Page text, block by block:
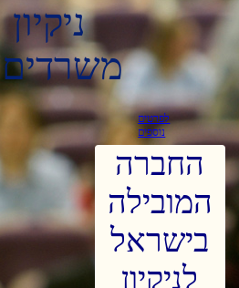
החברה
המובילה
בישראל
לניקיון
ניקיון
משרדים
לפרטים
נוספים